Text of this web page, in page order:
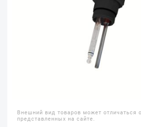
Внешний вид товаров может отличаться
представленных на сайте.